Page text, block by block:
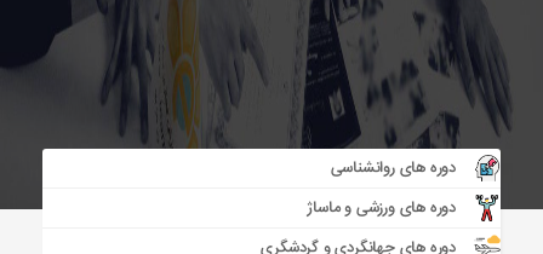
دوره های روانشناسی
دوره های ورزشی و ماساژ
دوره های جهانگردی و گردشگری